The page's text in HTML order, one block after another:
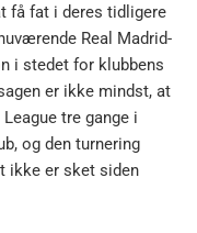
få fat i deres tidligere
Real Madrid-
i stedet for klubbens
er ikke mindst, at
tre gange i
og den turnering
ikke er sket siden